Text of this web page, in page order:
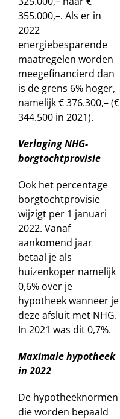
355.000,–. Als er in
2022
energiebesparende
maatregelen worden
meegefinancierd dan
is de grens 6% hoger,
namelijk € 376.300,– (€
344.500 in 2021).
Verlaging NHG-
borgtochtprovisie
Ook het percentage
borgtochtprovisie
wijzigt per 1 januari
2022. Vanaf
aankomend jaar
betaal je als
huizenkoper namelijk
0,6% over je
hypotheek wanneer je
deze afsluit met NHG.
In 2021 was dit 0,7%.
Maximale hypotheek
in 2022
De hypotheeknormen
die worden bepaald